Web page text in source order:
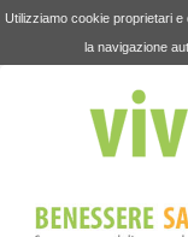
Utilizziamo cookie proprietari
la navigazione